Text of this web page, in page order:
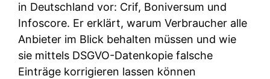
in Deutschland vor: Crif, Boniversum und
Infoscore. Er erklärt, warum Verbraucher alle
Anbieter im Blick behalten müssen und wie
sie mittels DSGVO-Datenkopie falsche
Einträge korrigieren lassen können